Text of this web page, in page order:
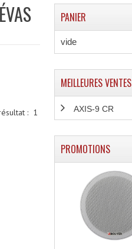
: 1
PANIER
vide
MEILLEURES VENTES
AXIS-9 CR
PROMOTIONS